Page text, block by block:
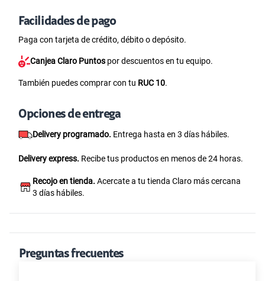
Facilidades de pago
Paga con tarjeta de crédito, débito o depósito.
Canjea Claro Puntos por descuentos en tu equipo.
También puedes comprar con tu RUC 10.
Opciones de entrega
Delivery programado. Entrega hasta en 3 días hábiles.
Delivery express. Recibe tus productos en menos de 24 horas.
Recojo en tienda. Acercate a tu tienda Claro más cercana
3 días hábiles.
Preguntas frecuentes